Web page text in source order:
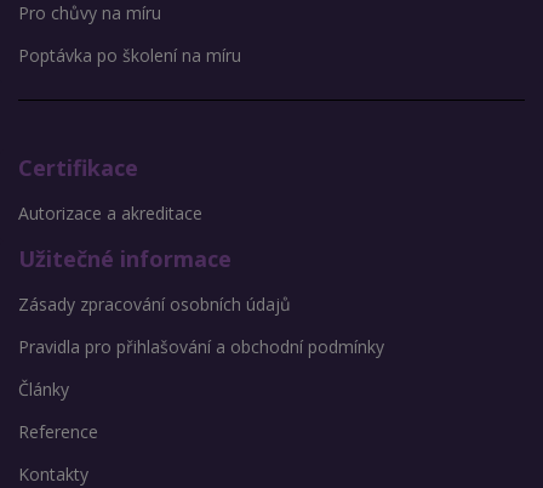
Pro chůvy na míru
Poptávka po školení na míru
Certifikace
Autorizace a akreditace
Užitečné informace
Zásady zpracování osobních údajů
Pravidla pro přihlašování a obchodní podmínky
Články
Reference
Kontakty